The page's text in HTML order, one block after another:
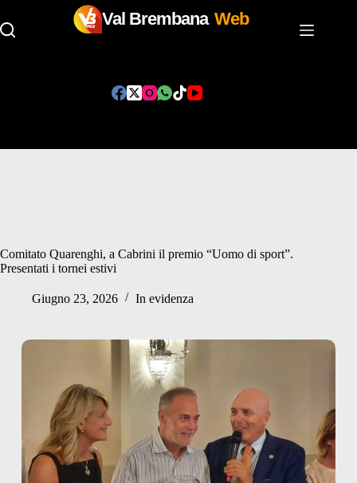
Val Brembana Web
Comitato Quarenghi, a Cabrini il premio “Uomo di sport”.
Presentati i tornei estivi
Giugno 23, 2026 In evidenza